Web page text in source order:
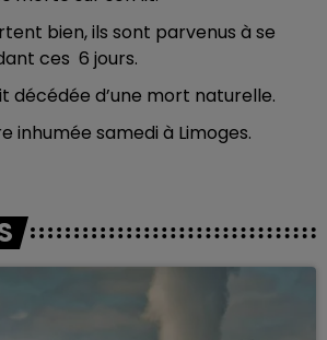
bien, ils sont parvenus à se
ces 6 jours.
décédée d’une mort naturelle.
inhumée samedi à Limoges.